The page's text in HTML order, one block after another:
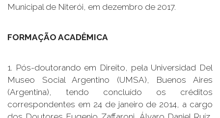
Municipal de Niterói, em dezembro de 2017.
FORMAÇÃO ACADÊMICA
1. Pós-doutorando em Direito, pela Universidad Del
Museo Social Argentino (UMSA), Buenos Aires
(Argentina), tendo concluído os créditos
correspondentes em 24 de janeiro de 2014, a cargo